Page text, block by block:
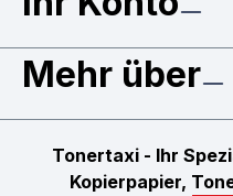
Mehr über
Tonertaxi - Ihr
Kopierpapier,